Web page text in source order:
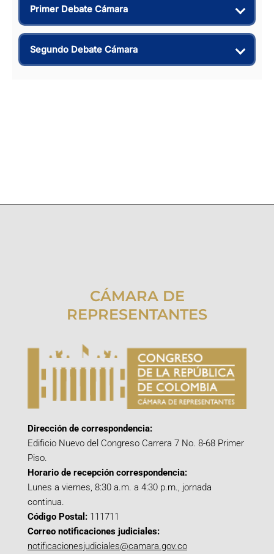
Primer Debate Cámara
Segundo Debate Cámara
CÁMARA DE
REPRESENTANTES
Dirección de correspondencia:
Edificio Nuevo del Congreso Carrera 7 No. 8-68 Primer
Piso.
Horario de recepción correspondencia:
Lunes a viernes, 8:30 a.m. a 4:30 p.m., jornada
continua.
Código Postal: 111711
Correo notificaciones judiciales:
notificacionesjudiciales@camara.gov.co